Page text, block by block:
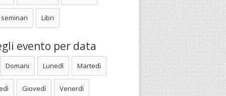
Libri
evento per data
Domani Lunedì Martedì
Giovedì Venerdì